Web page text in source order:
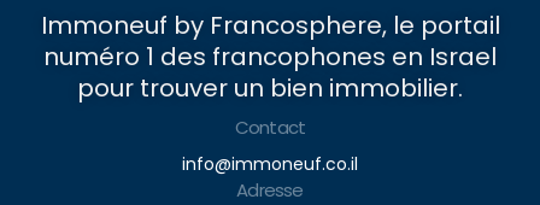
Immoneuf by Francosphere, le portail
numéro 1 des francophones en Israel
pour trouver un bien immobilier.
Contact
info@immoneuf.co.il
Adresse